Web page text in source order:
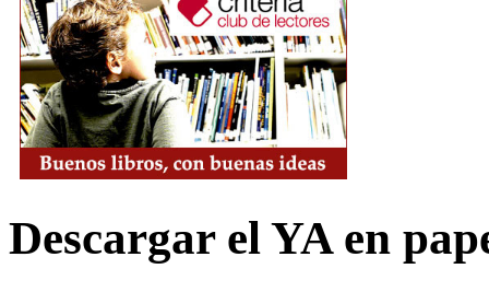
Descargar el YA en